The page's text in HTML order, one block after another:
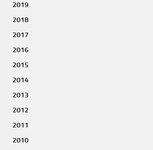
2019
2018
2017
2016
2015
2014
2013
2012
2011
2010